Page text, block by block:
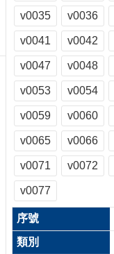
最
新
消
息
關
於
我
們
出
版
刊
物
校
務
v0035 v0036
v0041 v0042
v0047 v0048
v0053 v0054
v0059 v0060
v0065 v0066
v0071 v0072
v0077